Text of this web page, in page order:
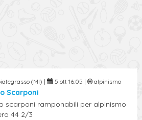
(MI) | 5 ott 16:05 | alpinismo
Scarponi
scarponi ramponabili per alpinismo
44 2/3